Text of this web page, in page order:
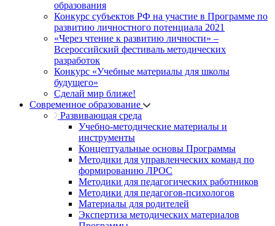
образования
Конкурс субъектов РФ на участие в Программе по
развитию личностного потенциала 2021
«Через чтение к развитию личности» –
Всероссийский фестиваль методических
разработок
Конкурс «Учебные материалы для школы
будущего»
Сделай мир ближе!
Современное образование
Развивающая среда
Учебно-методические материалы и
инструменты
Концептуальные основы Программы
Методики для управленческих команд по
формированию ЛРОС
Методики для педагогических работников
Методики для педагогов-психологов
Материалы для родителей
Экспертиза методических материалов